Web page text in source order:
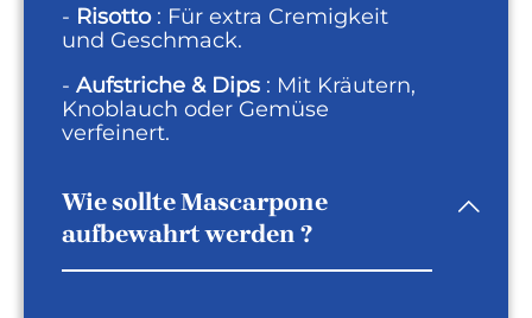
- Risotto : Für extra Cremigkeit
und Geschmack.
- Aufstriche & Dips : Mit Kräutern,
Knoblauch oder Gemüse
verfeinert.
Wie sollte Mascarpone
aufbewahrt werden ?